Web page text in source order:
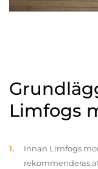
Limfogs
Innan Limfogs
rekommenderas